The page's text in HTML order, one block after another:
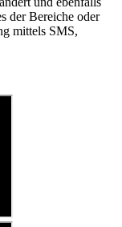
der Bereiche oder
mittels SMS,